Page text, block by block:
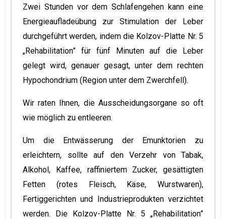
Zwei Stunden vor dem Schlafengehen kann eine
Energieaufladeübung zur Stimulation der Leber
durchgeführt werden, indem die Kolzov-Platte Nr. 5
„Rehabilitation” für fünf Minuten auf die Leber
gelegt wird, genauer gesagt, unter dem rechten
Hypochondrium (Region unter dem Zwerchfell).
Wir raten Ihnen, die Ausscheidungsorgane so oft
wie möglich zu entleeren.
Um die Entwässerung der Emunktorien zu
erleichtern, sollte auf den Verzehr von Tabak,
Alkohol, Kaffee, raffiniertem Zucker, gesättigten
Fetten (rotes Fleisch, Käse, Wurstwaren),
Fertiggerichten und Industrieprodukten verzichtet
werden. Die Kolzov-Platte Nr. 5 „Rehabilitation”